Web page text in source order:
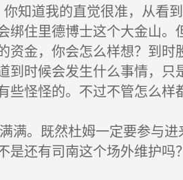
知道我的直觉很准，从看
绑住里德博士这个大金山
资金，你会怎么样想？到
到时候会发生什么事情，
些怪怪的。不过不管怎么样
。既然杜姆一定要参与进
还有司南这个场外维护吗？